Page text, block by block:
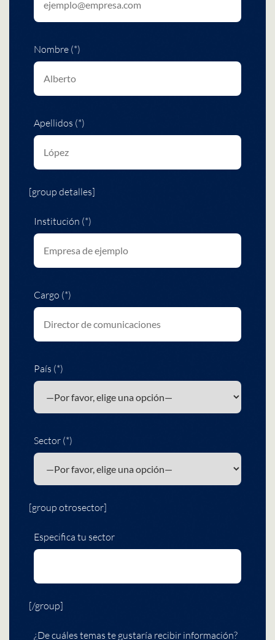
Nombre (*)
Apellidos (*)
[group detalles]
Institución (*)
Cargo (*)
País (*)
Sector (*)
[group otrosector]
Especifica tu sector
[/group]
¿De cuáles temas te gustaría recibir información?